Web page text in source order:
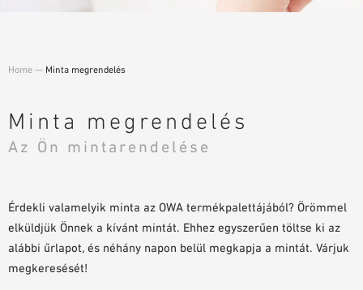
TELJESÍTMÉNYNYILATKOZAT (DOP)
Home — Minta megrendelés
Minta megrendelés
Az Ön mintarendelése
Érdekli valamelyik minta az OWA termékpalettájából? Örömmel
elküldjük Önnek a kívánt mintát. Ehhez egyszerűen töltse ki az
alábbi űrlapot, és néhány napon belül megkapja a mintát. Várjuk
megkeresését!